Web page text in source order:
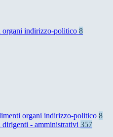
organi indirizzo-politico 8
organi indirizzo-politico 8
dirigenti - amministrativi 357